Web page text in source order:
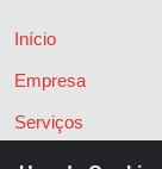
Início
Empresa
Serviços
Financiamentos